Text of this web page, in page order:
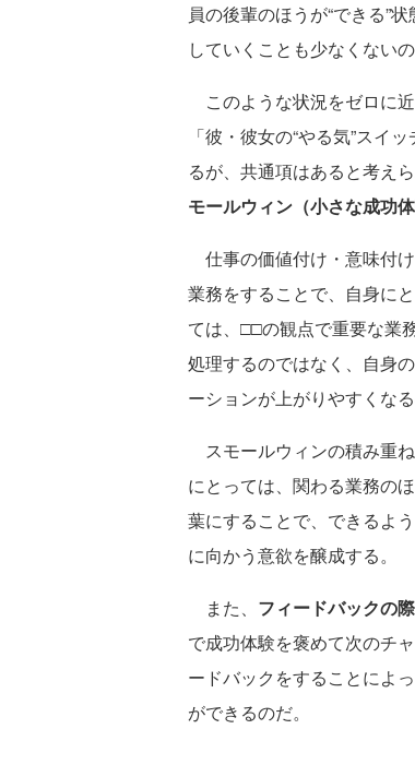
員の後輩のほうが“できる”
していくことも少なくないの
このような状況をゼロに
「彼・彼女の“やる気”スイ
るが、共通項はあると考え
モールウィン（小さな成功
仕事の価値付け・意味付
業務をすることで、自身に
ては、□□の観点で重要な業
処理するのではなく、自身
ーションが上がりやすくなる
スモールウィンの積み重
にとっては、関わる業務の
葉にすることで、できるよ
に向かう意欲を醸成する。
また、 フィードバックの
で成功体験を褒めて次のチ
ードバックをすることによ
ができるのだ。